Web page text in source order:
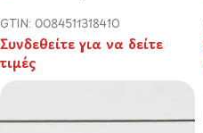
GTIN: 0084511318410
Συνδεθείτε για να δείτε
τιμές